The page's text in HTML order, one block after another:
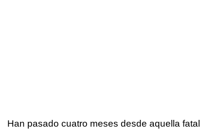
Han pasado cuatro meses desde aquella fatal